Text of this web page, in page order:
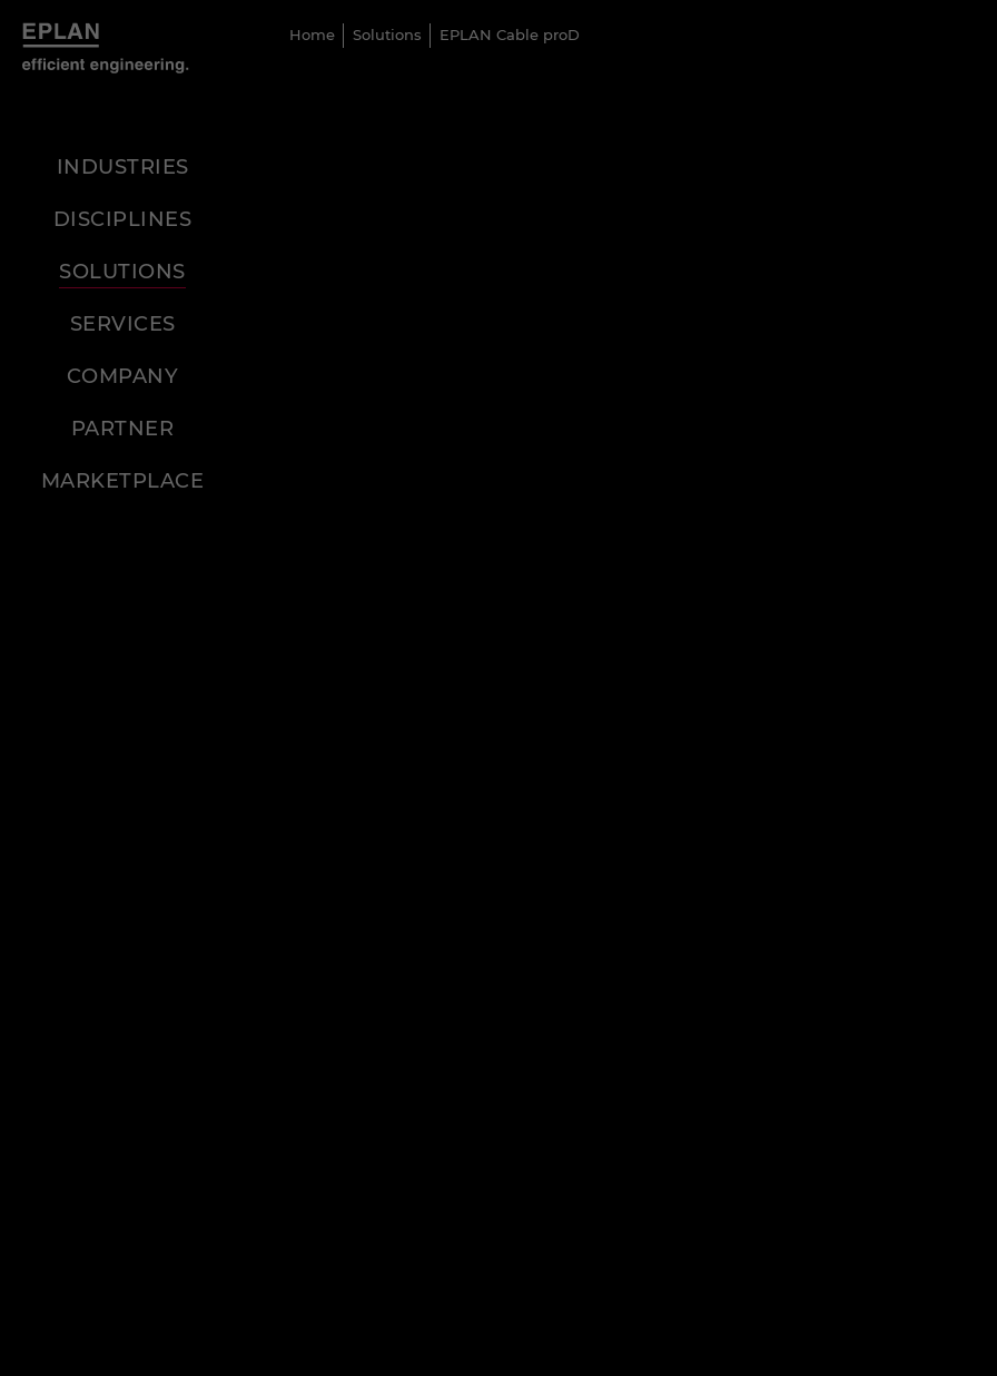
Home Solutions EPLAN Cable proD
INDUSTRIES
DISCIPLINES
SOLUTIONS
SERVICES
COMPANY
PARTNER
MARKETPLACE